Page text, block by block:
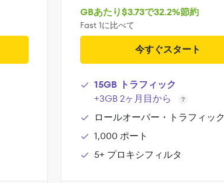
GBあたり$3.73で32.2%節約
Fast 1に比べて
今すぐスタート
15GB トラフィック
+3GB 2ヶ月目から
ロールオーバー・トラフィック
1,000 ポート
5+ プロキシフィルタ